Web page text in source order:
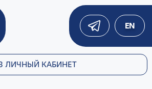
EN
ЛИЧНЫЙ КАБИНЕТ